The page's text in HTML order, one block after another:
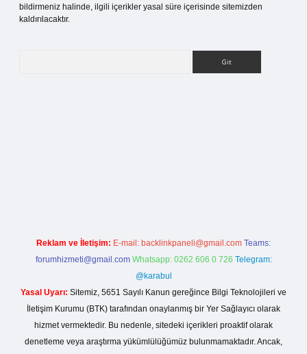
bildirmeniz halinde, ilgili içerikler yasal süre içerisinde sitemizden
kaldırılacaktır.
Reklam ve İletişim: E-mail: backlinkpaneli@gmail.com Teams:
forumhizmeti@gmail.com Whatsapp: 0262 606 0 726 Telegram:
@karabul
Yasal Uyarı: Sitemiz, 5651 Sayılı Kanun gereğince Bilgi Teknolojileri ve
İletişim Kurumu (BTK) tarafından onaylanmış bir Yer Sağlayıcı olarak
hizmet vermektedir. Bu nedenle, sitedeki içerikleri proaktif olarak
denetleme veya araştırma yükümlülüğümüz bulunmamaktadır. Ancak,